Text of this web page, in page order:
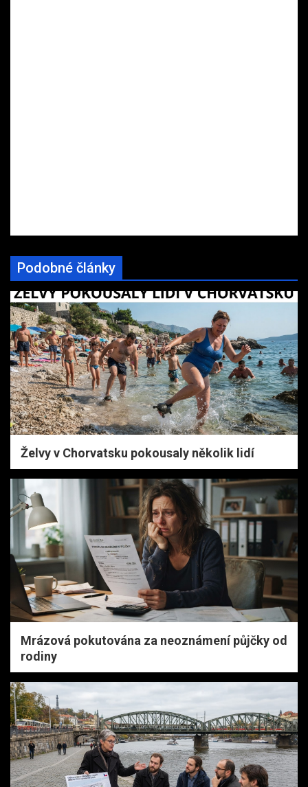
Podobné články
Želvy v Chorvatsku pokousaly několik lidí
Mrázová pokutována za neoznámení půjčky od
rodiny